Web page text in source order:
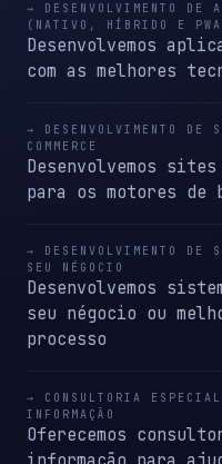
→ DESENVOLVIMENTO DE
(NATIVO, HÍBRIDO E
Desenvolvemos
com as melhores
→ DESENVOLVIMENTO
COMMERCE
Desenvolvemos
para os motores de
→ DESENVOLVIMENTO DE
SEU NÉGOCIO
Desenvolvemos
seu négocio ou
processo
→ CONSULTORIA
INFORMAÇÃO
Oferecemos